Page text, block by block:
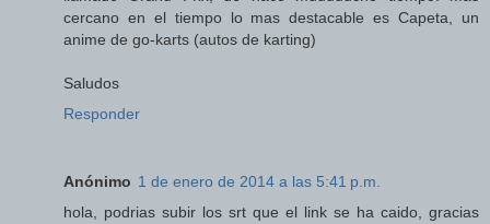
cercano en el tiempo lo mas destacable es Capeta, un
anime de go-karts (autos de karting)
Saludos
Responder
Anónimo 1 de enero de 2014 a las 5:41 p.m.
hola, podrias subir los srt que el link se ha caido, gracias